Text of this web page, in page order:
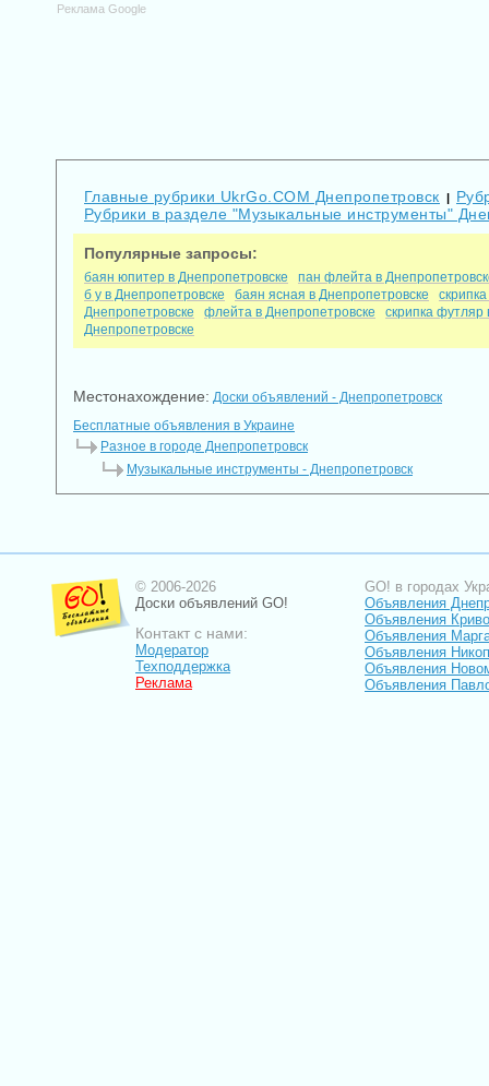
Реклама Google
Главные рубрики UkrGo.COM Днепропетровск
Рубрики в разделе "Музыкальные инструменты"
Популярные запросы:
баян юпитер в Днепропетровске
пан флейта в
б у в Днепропетровске
баян ясная в Днепропетровске
Днепропетровске
флейта в Днепропетровске
скрипка футляр
Днепропетровске
Местонахождение: Доски объявлений - Днепропетровск
Бесплатные объявления в Украине
Разное в городе Днепропетровск
Музыкальные инструменты - Днепропетровск
© 2006-2026
Доски объявлений GO!
Контакт с нами:
Модератор
Техподдержка
Реклама
GO! в городах
Объявления
Объявления
Объявления
Объявления
Объявления
Объявления